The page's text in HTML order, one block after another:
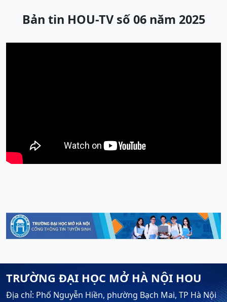
Bản tin HOU-TV số 06 năm 2025
TRƯỜNG ĐẠI HỌC MỞ HÀ NỘI HOU
Địa chỉ: Phố Nguyễn Hiền, phường Bạch Mai, TP Hà Nội